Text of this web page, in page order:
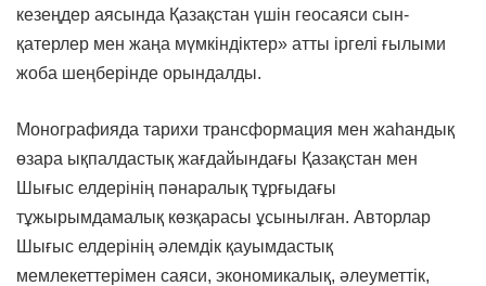
кезеңдер аясында Қазақстан үшін геосаяси сын-
қатерлер мен жаңа мүмкіндіктер» атты іргелі ғылыми
жоба шеңберінде орындалды.
Монографияда тарихи трансформация мен жаһандық
өзара ықпалдастық жағдайындағы Қазақстан мен
Шығыс елдерінің пәнаралық тұрғыдағы
тұжырымдамалық көзқарасы ұсынылған. Авторлар
Шығыс елдерінің әлемдік қауымдастық
мемлекеттерімен саяси, экономикалық, әлеуметтік,